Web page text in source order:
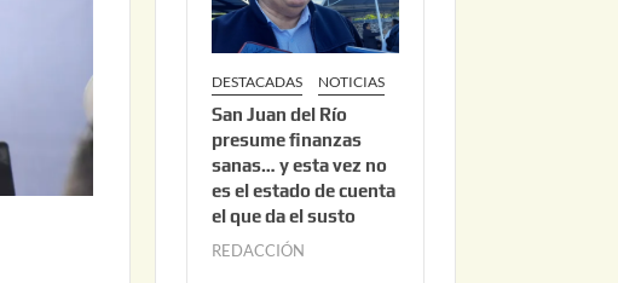
DESTACADAS NOTICIAS
San Juan del Río
presume finanzas
sanas… y esta vez no
es el estado de cuenta
el que da el susto
REDACCIÓN